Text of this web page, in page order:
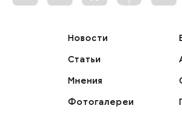
Новости
Статьи
Мнения
Фотогалереи